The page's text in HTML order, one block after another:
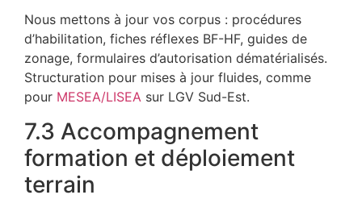
Nous mettons à jour vos corpus : procédures
d’habilitation, fiches réflexes BF-HF, guides de
zonage, formulaires d’autorisation dématérialisés.
Structuration pour mises à jour fluides, comme
pour MESEA/LISEA sur LGV Sud-Est.​
7.3 Accompagnement
formation et déploiement
terrain